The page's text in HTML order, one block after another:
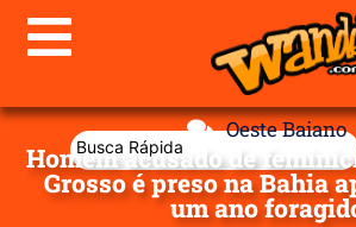
Oeste Baiano
Homem acusado de
Grosso é preso na Bahia
um ano